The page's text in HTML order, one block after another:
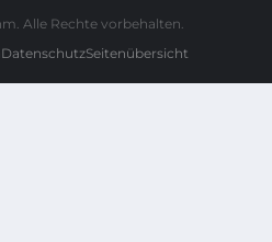
Alle Rechte vorbehalten.
DatenschutzSeitenübersicht